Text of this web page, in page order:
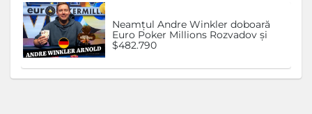
Neamțul Andre Winkler doboară
Euro Poker Millions Rozvadov și
$482.790